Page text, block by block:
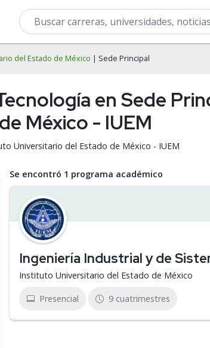
del Estado de México | Sede Principal
en Sede
México - IUEM
Universitario del Estado de México - IUEM
Se encontró 1 programa académico
Ingeniería Industrial y de
Instituto Universitario del Estado de México
Presencial 9 cuatrimestres